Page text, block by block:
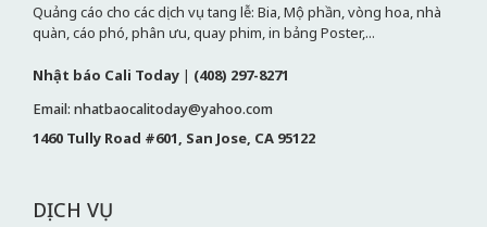
Quảng cáo cho các dịch vụ tang lễ: Bia, Mộ phần, vòng hoa, nhà
quàn, cáo phó, phân ưu, quay phim, in bảng Poster,...
Nhật báo Cali Today | (408) 297-8271
Email: nhatbaocalitoday@yahoo.com
1460 Tully Road #601, San Jose, CA 95122
DỊCH VỤ